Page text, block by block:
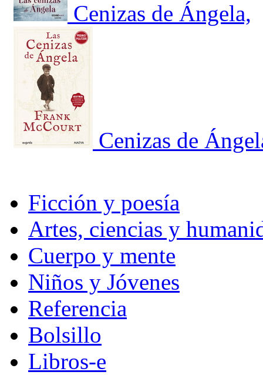
Cenizas de Ángela,
Cenizas de
Ficción y poesía
Artes, ciencias y
Cuerpo y mente
Niños y Jóvenes
Referencia
Bolsillo
Libros-e